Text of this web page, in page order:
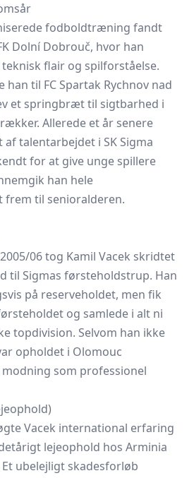
fodboldtræning fandt
Dolní Dobrouč, hvor han
flair og spilforståelse.
han til FC Spartak Rychnov nad
et springbræt til sigtbarhed i
Allerede et år senere
talentarbejdet i SK Sigma
for at give unge spillere
han hele
frem til senioralderen.
06 tog Kamil Vacek skridtet
til Sigmas førsteholdstrup. Han
på reserveholdet, men fik
og samlede i alt ni
topdivision. Selvom han ikke
opholdet i Olomouc
som professionel
Vacek international erfaring
lejeophold hos Arminia
ubelejligt skadesforløb